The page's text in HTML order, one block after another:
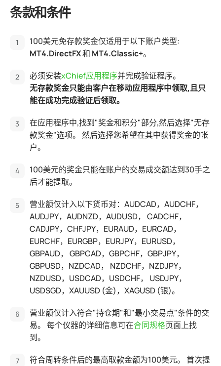
条款和条件
100美元免存款奖金仅适用于以下账户类型:
MT4.DirectFX和 MT4.Classic+。
必须安装xChief应用程序并完成验证程序。
无存款奖金只能由客户在移动应用程序中领取,且只
能在成功完成验证后领取。
在应用程序中,找到"奖金和积分"部分,然后选择"无存
款奖金"选项。 然后选择您希望在其中获得奖金的帐
户。
100美元的奖金只能在账户的交易成交额达到30手之
后才能提取。
营业额仅计入以下货币对：AUDCAD，AUDCHF，
AUDJPY，AUDNZD，AUDUSD， CADCHF，
CADJPY，CHFJPY，EURAUD，EURCAD，
EURCHF，EURGBP，EURJPY，EURUSD，
GBPAUD， GBPCAD，GBPCHF，GBPJPY，
GBPUSD，NZDCAD， NZDCHF，NZDJPY，
NZDUSD，USDCAD，USDCHF， USDJPY，
USDSGD，XAUUSD (金)，XAGUSD (银)。
营业额仅计入符合"持仓期"和"最小交易点"条件的交
易。 每个仪器的详细信息可在合同规格页面上找
到。
符合周转条件后的最高取款金额为100美元。 首次提